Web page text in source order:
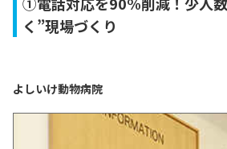
く”現場づくり
よしいけ動物病院